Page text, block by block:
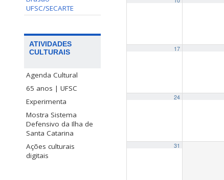
UFSC/SECARTE
ATIVIDADES
CULTURAIS
Agenda Cultural
65 anos | UFSC
Experimenta
Mostra Sistema
Defensivo da Ilha de
Santa Catarina
Ações culturais
digitais
17
24
31